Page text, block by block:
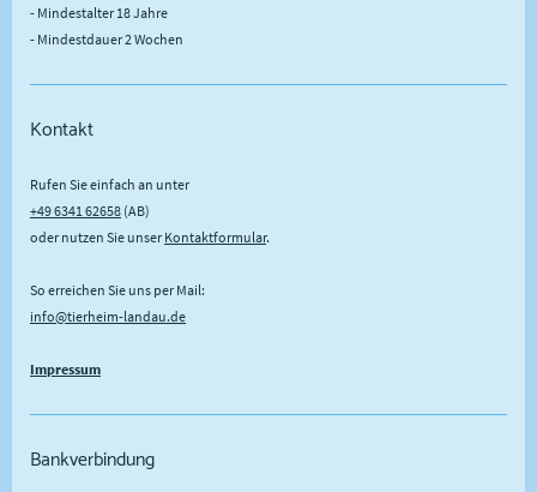
- Mindestalter 18 Jahre
- Mindestdauer 2 Wochen
Kontakt
Rufen Sie einfach an unter
+49 6341 62658 (AB)
oder nutzen Sie unser Kontaktformular.
So erreichen Sie uns per Mail:
info@tierheim-landau.de
Impressum
Bankverbindung